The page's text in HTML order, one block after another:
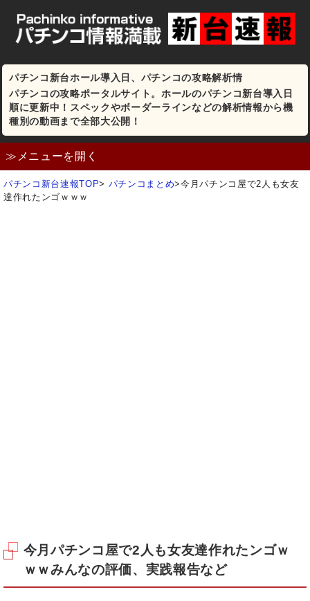
パチンコ新台ホール導入日、パチンコの攻略解析情
パチンコの攻略ポータルサイト。ホールのパチンコ新台導入日
順に更新中！スペックやボーダーラインなどの解析情報から機
種別の動画まで全部大公開！
≫メニューを開く
パチンコ新台速報TOP> パチンコまとめ>今月パチンコ屋で2人も女友
達作れたンゴｗｗｗ
今月パチンコ屋で2人も女友達作れたンゴｗ
ｗｗみんなの評価、実践報告など